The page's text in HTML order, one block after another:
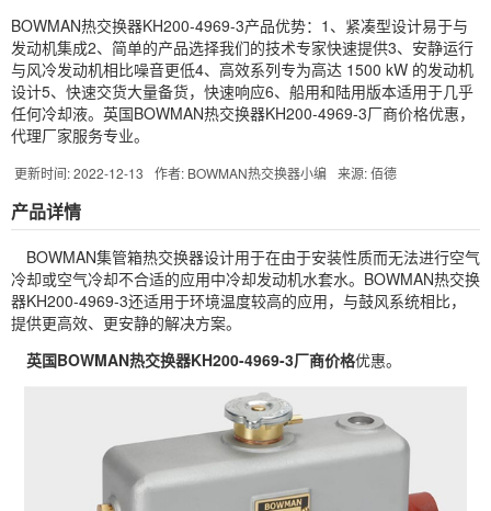
BOWMAN热交换器KH200-4969-3产品优势：1、紧凑型设计易于与
发动机集成2、简单的产品选择我们的技术专家快速提供3、安静运行
与风冷发动机相比噪音更低4、高效系列专为高达 1500 kW 的发动机
设计5、快速交货大量备货，快速响应6、船用和陆用版本适用于几乎
任何冷却液。英国BOWMAN热交换器KH200-4969-3厂商价格优惠，
代理厂家服务专业。
更新时间: 2022-12-13 作者: BOWMAN热交换器小编 来源: 佰德
产品详情
BOWMAN集管箱热交换器设计用于在由于安装性质而无法进行空气
冷却或空气冷却不合适的应用中冷却发动机水套水。BOWMAN热交换
器KH200-4969-3还适用于环境温度较高的应用，与鼓风系统相比，
提供更高效、更安静的解决方案。
英国BOWMAN热交换器KH200-4969-3厂商价格优惠。